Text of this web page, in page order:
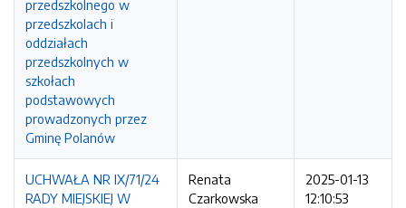
przedszkolnego w
przedszkolach i
oddziałach
przedszkolnych w
szkołach
podstawowych
prowadzonych przez
Gminę Polanów
UCHWAŁA NR IX/71/24
RADY MIEJSKIEJ W
Renata
Czarkowska
2025-01-13
12:10:53